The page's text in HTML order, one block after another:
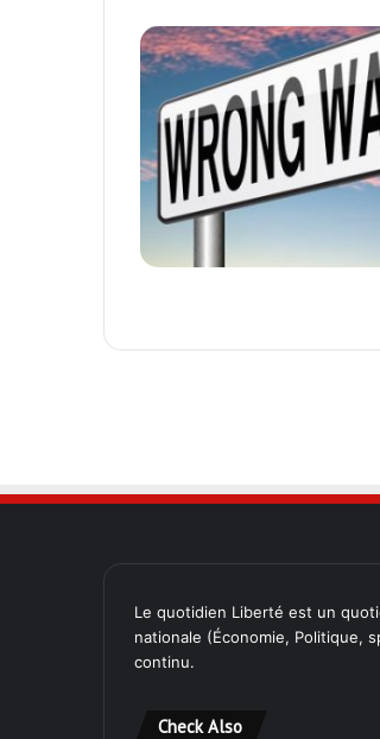
Le quotidien Liberté est un
nationale (Économie, Politique,
continu.
Check Also